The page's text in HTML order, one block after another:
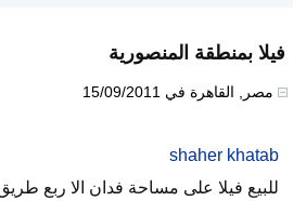
فيلا بمنطقة المنصورية
مصر القاهرة في 15/09/2011
shaher khatab
للبيع فيلا على مساحة فدان الا ربع